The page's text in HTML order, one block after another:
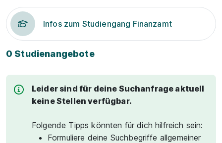
Infos zum Studiengang Finanzamt
0 Studienangebote
Leider sind für deine Suchanfrage aktuell
keine Stellen verfügbar.
Folgende Tipps könnten für dich hilfreich sein:
Formuliere deine Suchbegriffe allgemeiner